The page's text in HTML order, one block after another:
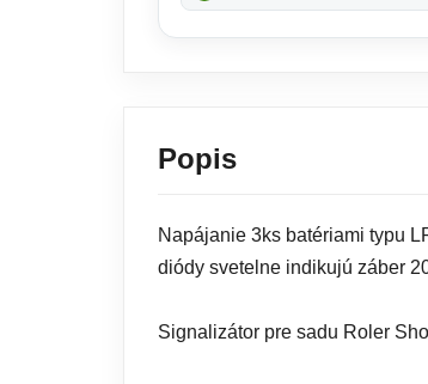
Popis
Napájanie 3ks batériami typu
diódy svetelne indikujú záber
Signalizátor pre sadu Roler